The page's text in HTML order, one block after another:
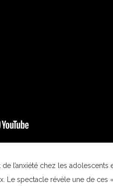
l’anxiété chez les
Le spectacle révèle une de